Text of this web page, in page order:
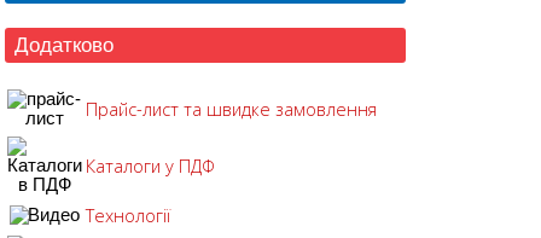
Додатково
Прайс-лист та швидке замовлення
Каталоги у ПДФ
Технології